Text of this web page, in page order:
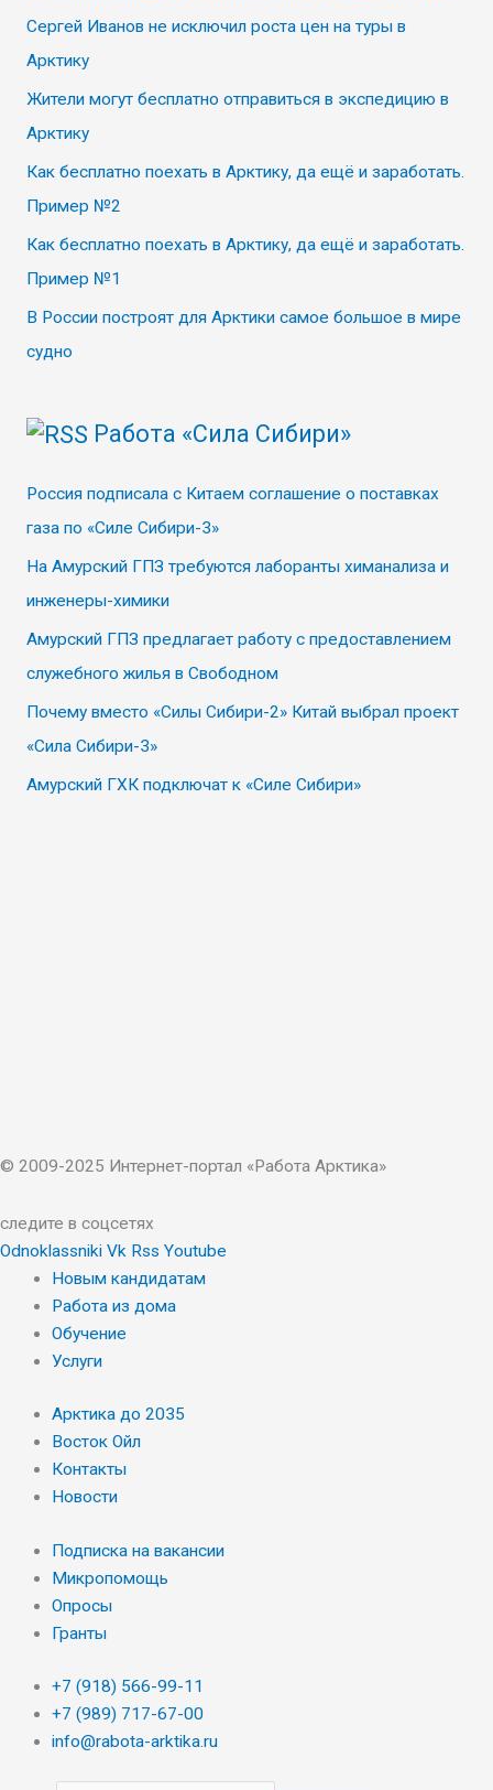
Сергей Иванов не исключил роста цен на туры в
Арктику
Жители могут бесплатно отправиться в экспедицию в
Арктику
Как бесплатно поехать в Арктику, да ещё и заработать.
Пример №2
Как бесплатно поехать в Арктику, да ещё и заработать.
Пример №1
В России построят для Арктики самое большое в мире
судно
Работа «Сила Сибири»
Россия подписала с Китаем соглашение о поставках
газа по «Силе Сибири-3»
На Амурский ГПЗ требуются лаборанты химанализа и
инженеры-химики
Амурский ГПЗ предлагает работу с предоставлением
служебного жилья в Свободном
Почему вместо «Силы Сибири-2» Китай выбрал проект
«Сила Сибири-3»
Амурский ГХК подключат к «Силе Сибири»
© 2009-2025 Интернет-портал «Работа Арктика»
следите в соцсетях
Odnoklassniki Vk Rss Youtube
Новым кандидатам
Работа из дома
Обучение
Услуги
Арктика до 2035
Восток Ойл
Контакты
Новости
Подписка на вакансии
Микропомощь
Опросы
Гранты
+7 (918) 566-99-11
+7 (989) 717-67-00
info@rabota-arktika.ru